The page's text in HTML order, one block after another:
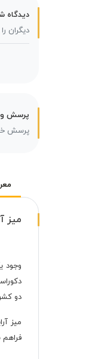
دیدگاه
دیگران
پرسش
پرسش
میز
وجود
دو
میز